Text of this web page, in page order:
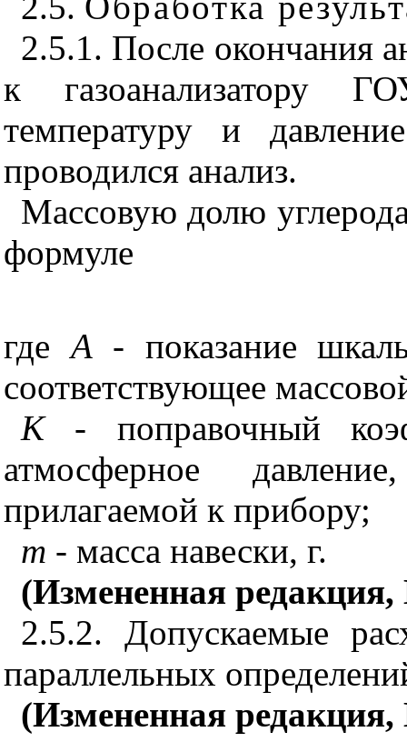
2.5.1. После окончания
к газоанализатору
температуру и
проводился анализ.
Массовую долю
формуле
гдеА- показание
соответствующее
К- поправочный
атмосферное
прилагаемой к прибору;
m - масса навески, г.
(Измененная
2.5.2. Допускаемые
параллельных
(Измененная